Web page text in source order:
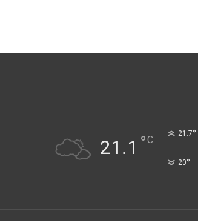
21.1 °C
21.7°
20°